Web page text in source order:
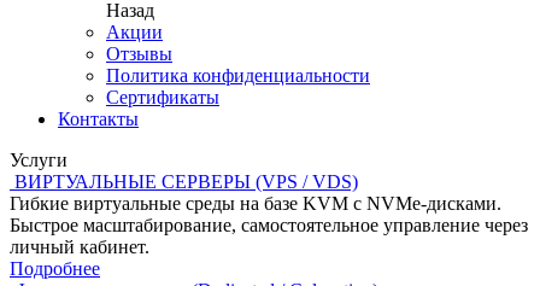
Назад
Акции
Отзывы
Политика конфиденциальности
Сертификаты
Контакты
Услуги
ВИРТУАЛЬНЫЕ СЕРВЕРЫ (VPS / VDS)
Гибкие виртуальные среды на базе KVM с NVMe-дисками.
Быстрое масштабирование, самостоятельное управление через
личный кабинет.
Подробнее